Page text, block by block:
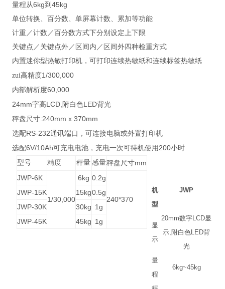
量程从6kg到 45kg
单位转换、百分数、单屏幕计数、累加等功能
计重／计数／百分数方式下分别设定上下限
关键点／关键点外／区间内／区间外四种检重方式
内置迷你型热敏打印机，可打印连续热敏纸和连续标签热敏纸
zui高精度1/300,000
内部解析度60,000
24mm字高LCD, 附白色LED背光
秤盘尺寸:240mm x 370mm
选配RS-232通讯端口，可连接电脑或外置打印机
选配6V/10Ah可充电电池，充电一次可待机使用200小时
型号
精度 秤量 感量秤盘尺寸mm
JWP-6K
1/30,000
6kg 0.2g
240*370
JWP-15K 15kg0.5g
JWP-30K
30kg 1g
JWP-45K
45kg 1g
机
型
JWP
显
示
20mm数字LCD显
示,附白色LED背
光
量
程
6kg~45kg